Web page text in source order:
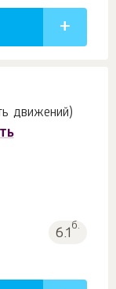
6.1б.